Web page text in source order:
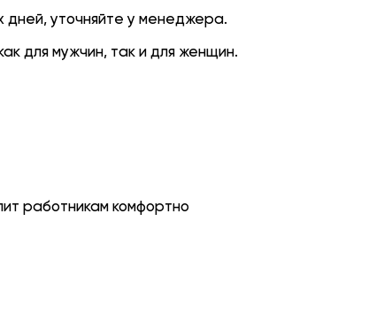
дней, уточняйте у менеджера.
для мужчин, так и для женщин.
работникам комфортно